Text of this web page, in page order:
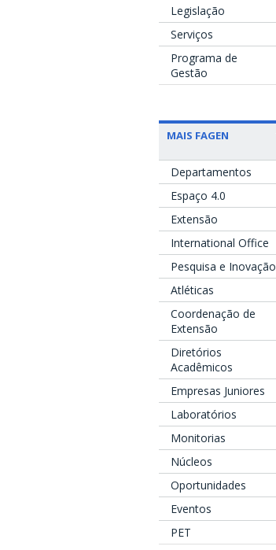
Legislação
Serviços
Programa de
Gestão
MAIS FAGEN
Departamentos
Espaço 4.0
Extensão
International Office
Pesquisa e Inovação
Atléticas
Coordenação de
Extensão
Diretórios
Acadêmicos
Empresas Juniores
Laboratórios
Monitorias
Núcleos
Oportunidades
Eventos
PET